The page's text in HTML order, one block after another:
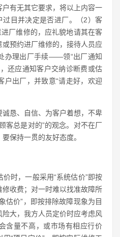
有无其它要求，将以上内容一
过目并决定是否进厂。（2）客
厂维修的，应礼貌地请其在客
预约进厂维修的，接待人员应
办理出厂手续——领“出厂通知
还应通知客户交纳诊断费或估
户出厂，并致意“请走好，欢迎
恳、自信、为客户着想，不卑
客总是对的”的观念。对不在厂
保持一贯的友好态度。
时，一般采用“系统估价”即按
收费；对一时难以找准故障所
估价”，即按排除故障现象为目
大，我方人员定价时应考虑风
含量不高，或市场有相应行价